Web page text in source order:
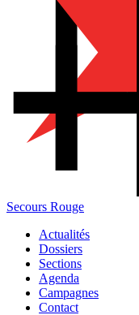
Secours Rouge
Actualités
Dossiers
Sections
Agenda
Campagnes
Contact